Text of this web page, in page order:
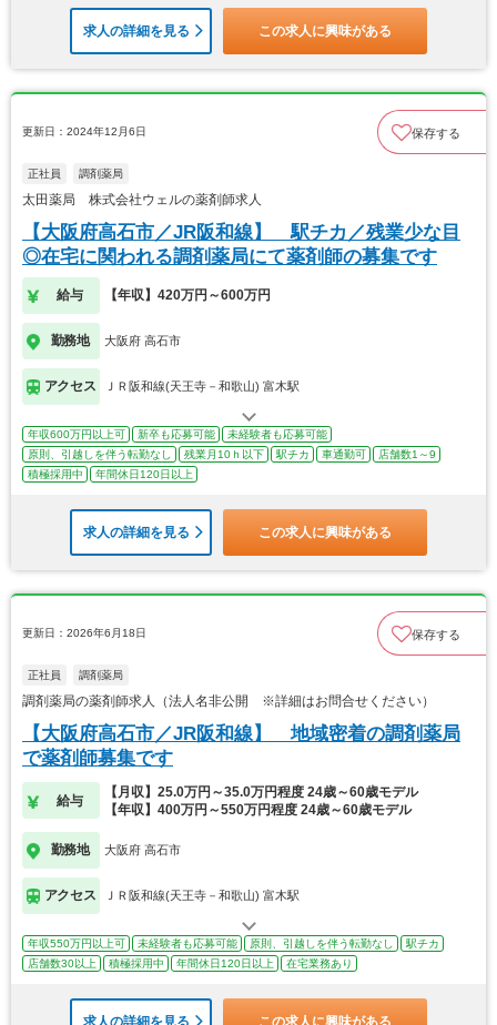
求人の詳細を見る この求人に興味がある
更新日：2024年12月6日 保存する
正社員 調剤薬局
太田薬局 株式会社ウェルの薬剤師求人
【大阪府高石市／JR阪和線】 駅チカ／残業少な目
◎在宅に関われる調剤薬局にて薬剤師の募集です
給与 【年収】420万円～600万円
勤務地 大阪府 高石市
アクセス ＪＲ阪和線(天王寺－和歌山) 富木駅
年収600万円以上可 新卒も応募可能
未経験者も応募可能
原則、引越しを伴う転勤なし
残業月10ｈ以下 駅チカ 車通勤可
店舗数1～9
積極採用中
年間休日120日以上
求人の詳細を見る この求人に興味がある
更新日：2026年6月18日 保存する
正社員 調剤薬局
調剤薬局の薬剤師求人（法人名非公開 ※詳細はお問合せください）
【大阪府高石市／JR阪和線】 地域密着の調剤薬局
で薬剤師募集です
給与
【月収】25.0万円～35.0万円程度 24歳～60歳モデル
【年収】400万円～550万円程度 24歳～60歳モデル
勤務地 大阪府 高石市
アクセス ＪＲ阪和線(天王寺－和歌山) 富木駅
年収550万円以上可 未経験者も応募可能 原則、引越しを伴う転勤なし
駅チカ
店舗数30以上
積極採用中 年間休日120日以上 在宅業務あり
求人の詳細を見る この求人に興味がある